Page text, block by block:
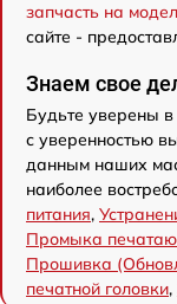
запчасть на
сайте -
Знаем свое
Будьте уверены
с уверенностью
данным наших
наиболее
питания,
Промыка
Прошивка
печатной головки,